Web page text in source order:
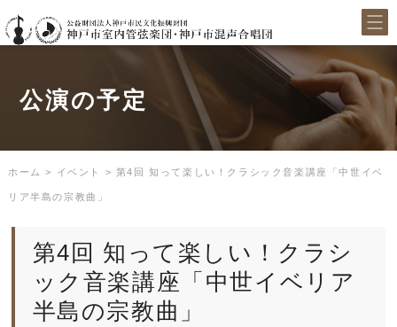
公演の予定
ホーム > イベント > 第4回 知って楽しい！クラシック音楽講座「中世イベ
リア半島の宗教曲」
第4回 知って楽しい！クラシ
ック音楽講座「中世イベリア
半島の宗教曲」